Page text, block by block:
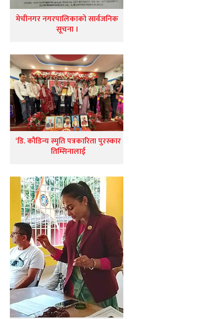
मेचीनगर नगरपालिकाको सार्वजनिक
सूचना ।
‘डि. कौडिन्य स्मृति पत्रकारिता पुरस्कार
तिम्सिनालाई